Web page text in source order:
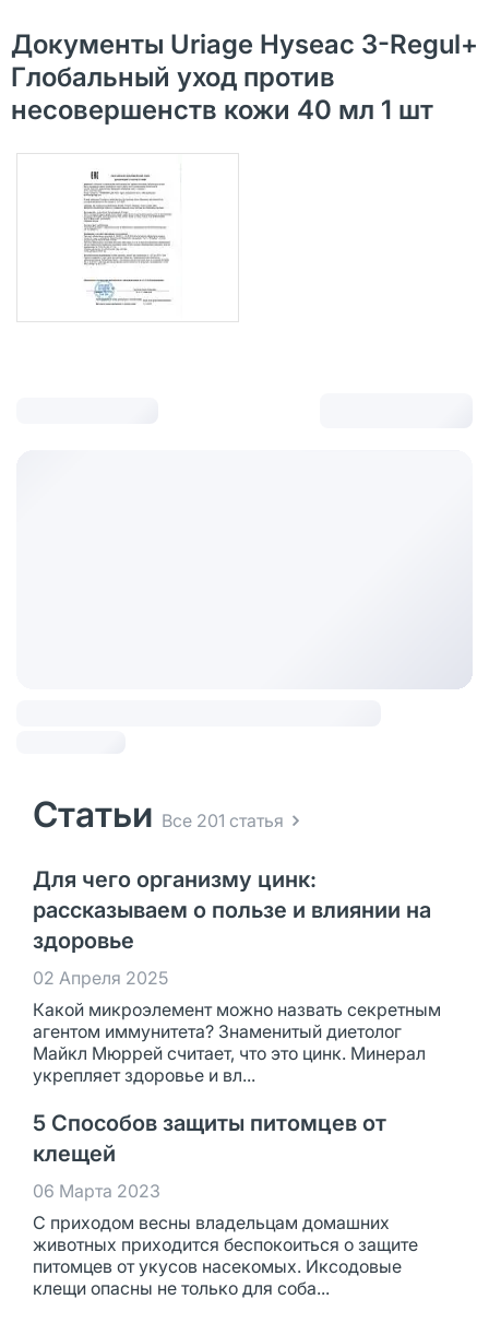
Документы Uriage Hyseac 3-Regul+
Глобальный уход против
несовершенств кожи 40 мл 1 шт
Статьи Все 201 статья
Для чего организму цинк:
рассказываем о пользе и влиянии на
здоровье
02 Апреля 2025
Какой микроэлемент можно назвать секретным
агентом иммунитета? Знаменитый диетолог
Майкл Мюррей считает, что это цинк. Минерал
укрепляет здоровье и вл...
5 Способов защиты питомцев от
клещей
06 Марта 2023
С приходом весны владельцам домашних
животных приходится беспокоиться о защите
питомцев от укусов насекомых. Иксодовые
клещи опасны не только для соба...